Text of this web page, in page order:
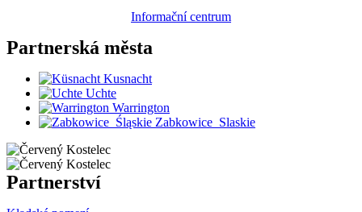
Informační centrum
Partnerská města
Kusnacht
Uchte
Warrington
Zabkowice_Slaskie
Partnerství